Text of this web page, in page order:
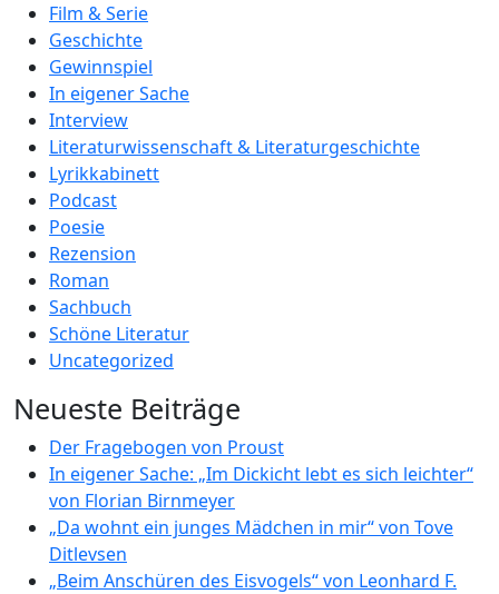
Film & Serie
Geschichte
Gewinnspiel
In eigener Sache
Interview
Literaturwissenschaft & Literaturgeschichte
Lyrikkabinett
Podcast
Poesie
Rezension
Roman
Sachbuch
Schöne Literatur
Uncategorized
Neueste Beiträge
Der Fragebogen von Proust
In eigener Sache: „Im Dickicht lebt es sich leichter“
von Florian Birnmeyer
„Da wohnt ein junges Mädchen in mir“ von Tove
Ditlevsen
„Beim Anschüren des Eisvogels“ von Leonhard F.